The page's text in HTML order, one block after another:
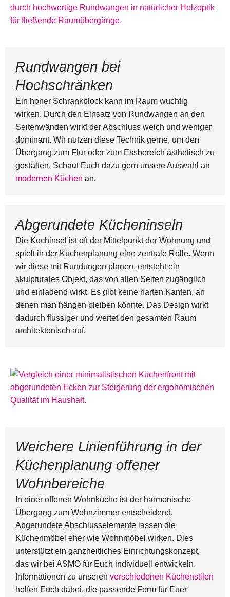
Rundwangen bei
Hochschränken
Ein hoher Schrankblock kann im Raum wuchtig
wirken. Durch den Einsatz von Rundwangen an den
Seitenwänden wirkt der Abschluss weich und weniger
dominant. Wir nutzen diese Technik gerne, um den
Übergang zum Flur oder zum Essbereich ästhetisch zu
gestalten. Schaut Euch dazu gern unsere Auswahl an
modernen Küchen an.
Abgerundete Kücheninseln
Die Kochinsel ist oft der Mittelpunkt der Wohnung und
spielt in der Küchenplanung eine zentrale Rolle. Wenn
wir diese mit Rundungen planen, entsteht ein
skulpturales Objekt, das von allen Seiten zugänglich
und einladend wirkt. Es gibt keine harten Kanten, an
denen man hängen bleiben könnte. Das Design wirkt
dadurch flüssiger und wertet den gesamten Raum
architektonisch auf.
Weichere Linienführung in der
Küchenplanung offener
Wohnbereiche
In einer offenen Wohnküche ist der harmonische
Übergang zum Wohnzimmer entscheidend.
Abgerundete Abschlusselemente lassen die
Küchenmöbel eher wie Wohnmöbel wirken. Dies
unterstützt ein ganzheitliches Einrichtungskonzept,
das wir bei ASMO für Euch individuell entwickeln.
Informationen zu unseren verschiedenen Küchenstilen
helfen Euch dabei, die passende Form für Euer